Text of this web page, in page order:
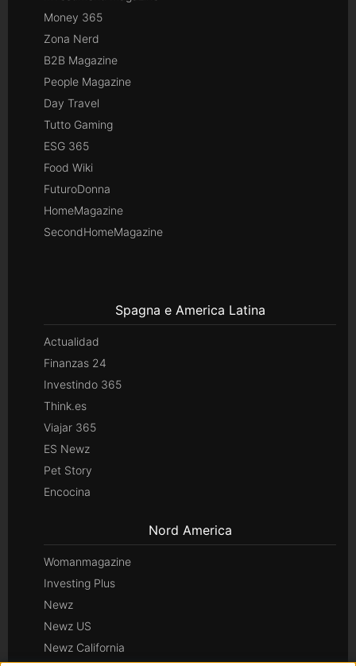
Money 365
Zona Nerd
B2B Magazine
People Magazine
Day Travel
Tutto Gaming
ESG 365
Food Wiki
FuturoDonna
HomeMagazine
SecondHomeMagazine
Spagna e America Latina
Actualidad
Finanzas 24
Investindo 365
Think.es
Viajar 365
ES Newz
Pet Story
Encocina
Nord America
Womanmagazine
Investing Plus
Newz
Newz US
Newz California